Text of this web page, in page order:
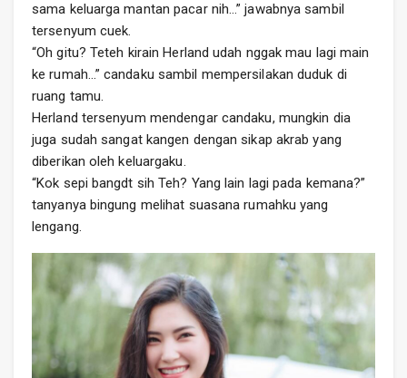
sama keluarga mantan pacar nih…” jawabnya sambil
tersenyum cuek.
“Oh gitu? Teteh kirain Herland udah nggak mau lagi main
ke rumah…” candaku sambil mempersilakan duduk di
ruang tamu.
Herland tersenyum mendengar candaku, mungkin dia
juga sudah sangat kangen dengan sikap akrab yang
diberikan oleh keluargaku.
“Kok sepi bangdt sih Teh? Yang lain lagi pada kemana?”
tanyanya bingung melihat suasana rumahku yang
lengang.